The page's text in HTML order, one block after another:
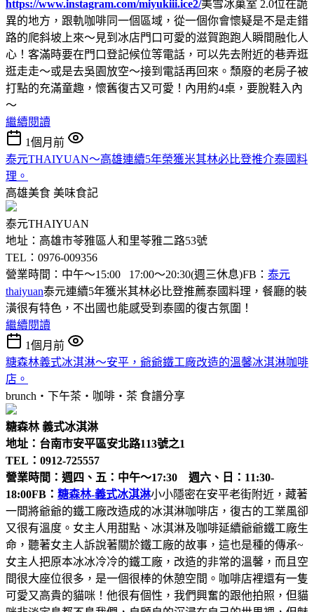
https://www.instagram.com/miyukiii.ice2/美雪冰菓室 2.0位在詭
異的地方，跟軌咖啡同一個區域，從一個你會懷疑是不是走錯
路的爬斜坡上來～見到冰店門口可愛的滋賀跑跑人瞬間融化人
心！客滿時要在門口登記候位等電話，可以先去附近的巷弄逛
逛走走～或是去吳園放空～接到電話再回來。頹廢的老房子被
打點的充滿童趣，懷舊復古又可愛！內用約4桌，要脫鞋入內
～
繼續閱讀
1個月前
泰元THAIYUAN～高雄連續5年榮獲米其林必比登推介泰國料
理。
高雄美食 美味食記
泰元THAIYUAN
地址：高雄市苓雅區人和里苓雅二路53號
TEL：0976-009356
營業時間：中午～15:00 17:00～20:30(週三休息)FB： 泰元
thaiyuan泰元連續5年獲米其林必比登推薦泰國料理，餐廳的裝
潢很有特色，不出國也能感受到泰國的復古氛圍！
繼續閱讀
1個月前
糖森林義式冰淇淋～安平，爺爺鐵工廠改造的溫馨冰淇淋咖啡
店。
brunch‧下午茶‧咖啡‧茶 食譜分享
糖森林 義式冰淇淋
地址：台南市安平區安北路113號之1
TEL：0912-725557
營業時間：週四、五：中午～17:30 週六、日：11:30-
18:00FB： 糖森林-義式冰淇淋小小隱密在安平老街附近，藏著
一間將爺爺的鐵工廠改造成的冰淇淋咖啡店，復古的工業風卻
又很有溫度。女主人用甜點、冰淇淋及咖啡延續爺爺鐵工廠生
命，聽著女主人訴說著關於鐵工廠的故事，這也是種的傳承~
女主人把原本冰冰冷冷的鐵工廠，改造的非常的溫馨，而且空
間很大座位很多，是一個很棒的休憩空間。咖啡店裡還有一隻
可愛又高貴的貓咪！他很有個性，我們興奮的跟他拍照，但貓